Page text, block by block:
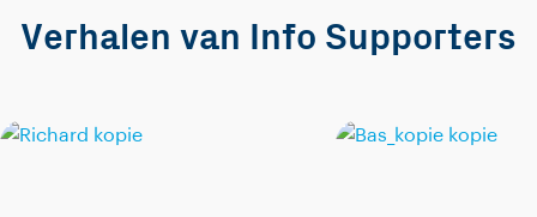
Verhalen van Info Supporters